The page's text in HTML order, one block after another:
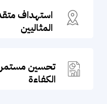
استهداف
المثاليين
تحسين
الكفاءة